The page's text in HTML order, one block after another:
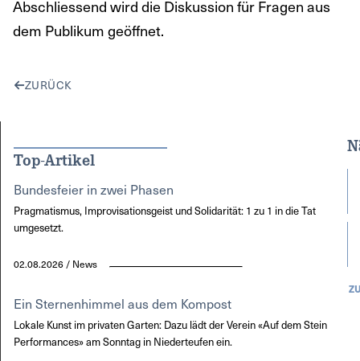
Abschliessend wird die Diskussion für Fragen aus
dem Publikum geöffnet.
ZURÜCK
Top-Artikel
Bundesfeier in zwei Phasen
Pragmatismus, Improvisationsgeist und Solidarität: 1 zu 1 in die Tat
umgesetzt.
02.08.2026 / News
Ein Sternenhimmel aus dem Kompost
Lokale Kunst im privaten Garten: Dazu lädt der Verein «Auf dem Stein
Performances» am Sonntag in Niederteufen ein.